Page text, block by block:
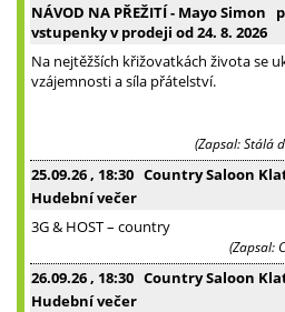
NÁVOD NA PŘEŽITÍ - Mayo
vstupenky v prodeji od 24. 8. 2026
Na nejtěžších křižovatkách života se
vzájemnosti a síla přátelství.
(Zapsal: Stálá
25.09.26 , 18:30 Country Saloon
Hudební večer
3G & HOST – country
(Zapsal:
26.09.26 , 18:30 Country Saloon
Hudební večer